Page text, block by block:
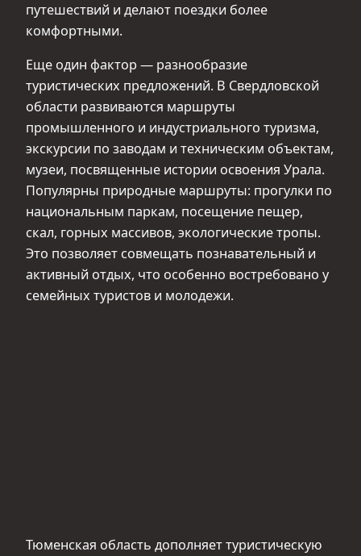
путешествий и делают поездки более
комфортными.
Еще один фактор — разнообразие
туристических предложений. В Свердловской
области развиваются маршруты
промышленного и индустриального туризма,
экскурсии по заводам и техническим объектам,
музеи, посвященные истории освоения Урала.
Популярны природные маршруты: прогулки по
национальным паркам, посещение пещер,
скал, горных массивов, экологические тропы.
Это позволяет совмещать познавательный и
активный отдых, что особенно востребовано у
семейных туристов и молодежи.
Тюменская область дополняет туристическую